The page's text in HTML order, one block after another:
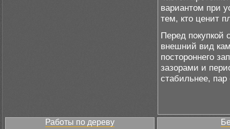
вариантом при
тем, кто ценит
Перед покупкой
внешний вид
постороннего
зазорами и
стабильнее,
Работы по дереву